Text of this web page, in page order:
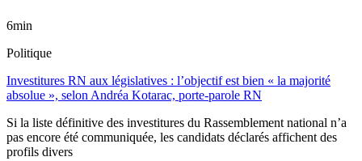
6min
Politique
Investitures RN aux législatives : l’objectif est bien « la majorité
absolue », selon Andréa Kotarac, porte-parole RN
Si la liste définitive des investitures du Rassemblement national n’a
pas encore été communiquée, les candidats déclarés affichent des
profils divers